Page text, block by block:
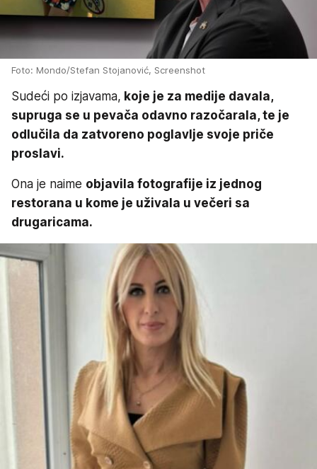
Foto: Mondo/Stefan Stojanović, Screenshot
Sudeći po izjavama, koje je za medije davala,
supruga se u pevača odavno razočarala, te je
odlučila da zatvoreno poglavlje svoje priče
proslavi.
Ona je naime objavila fotografije iz jednog
restorana u kome je uživala u večeri sa
drugaricama.